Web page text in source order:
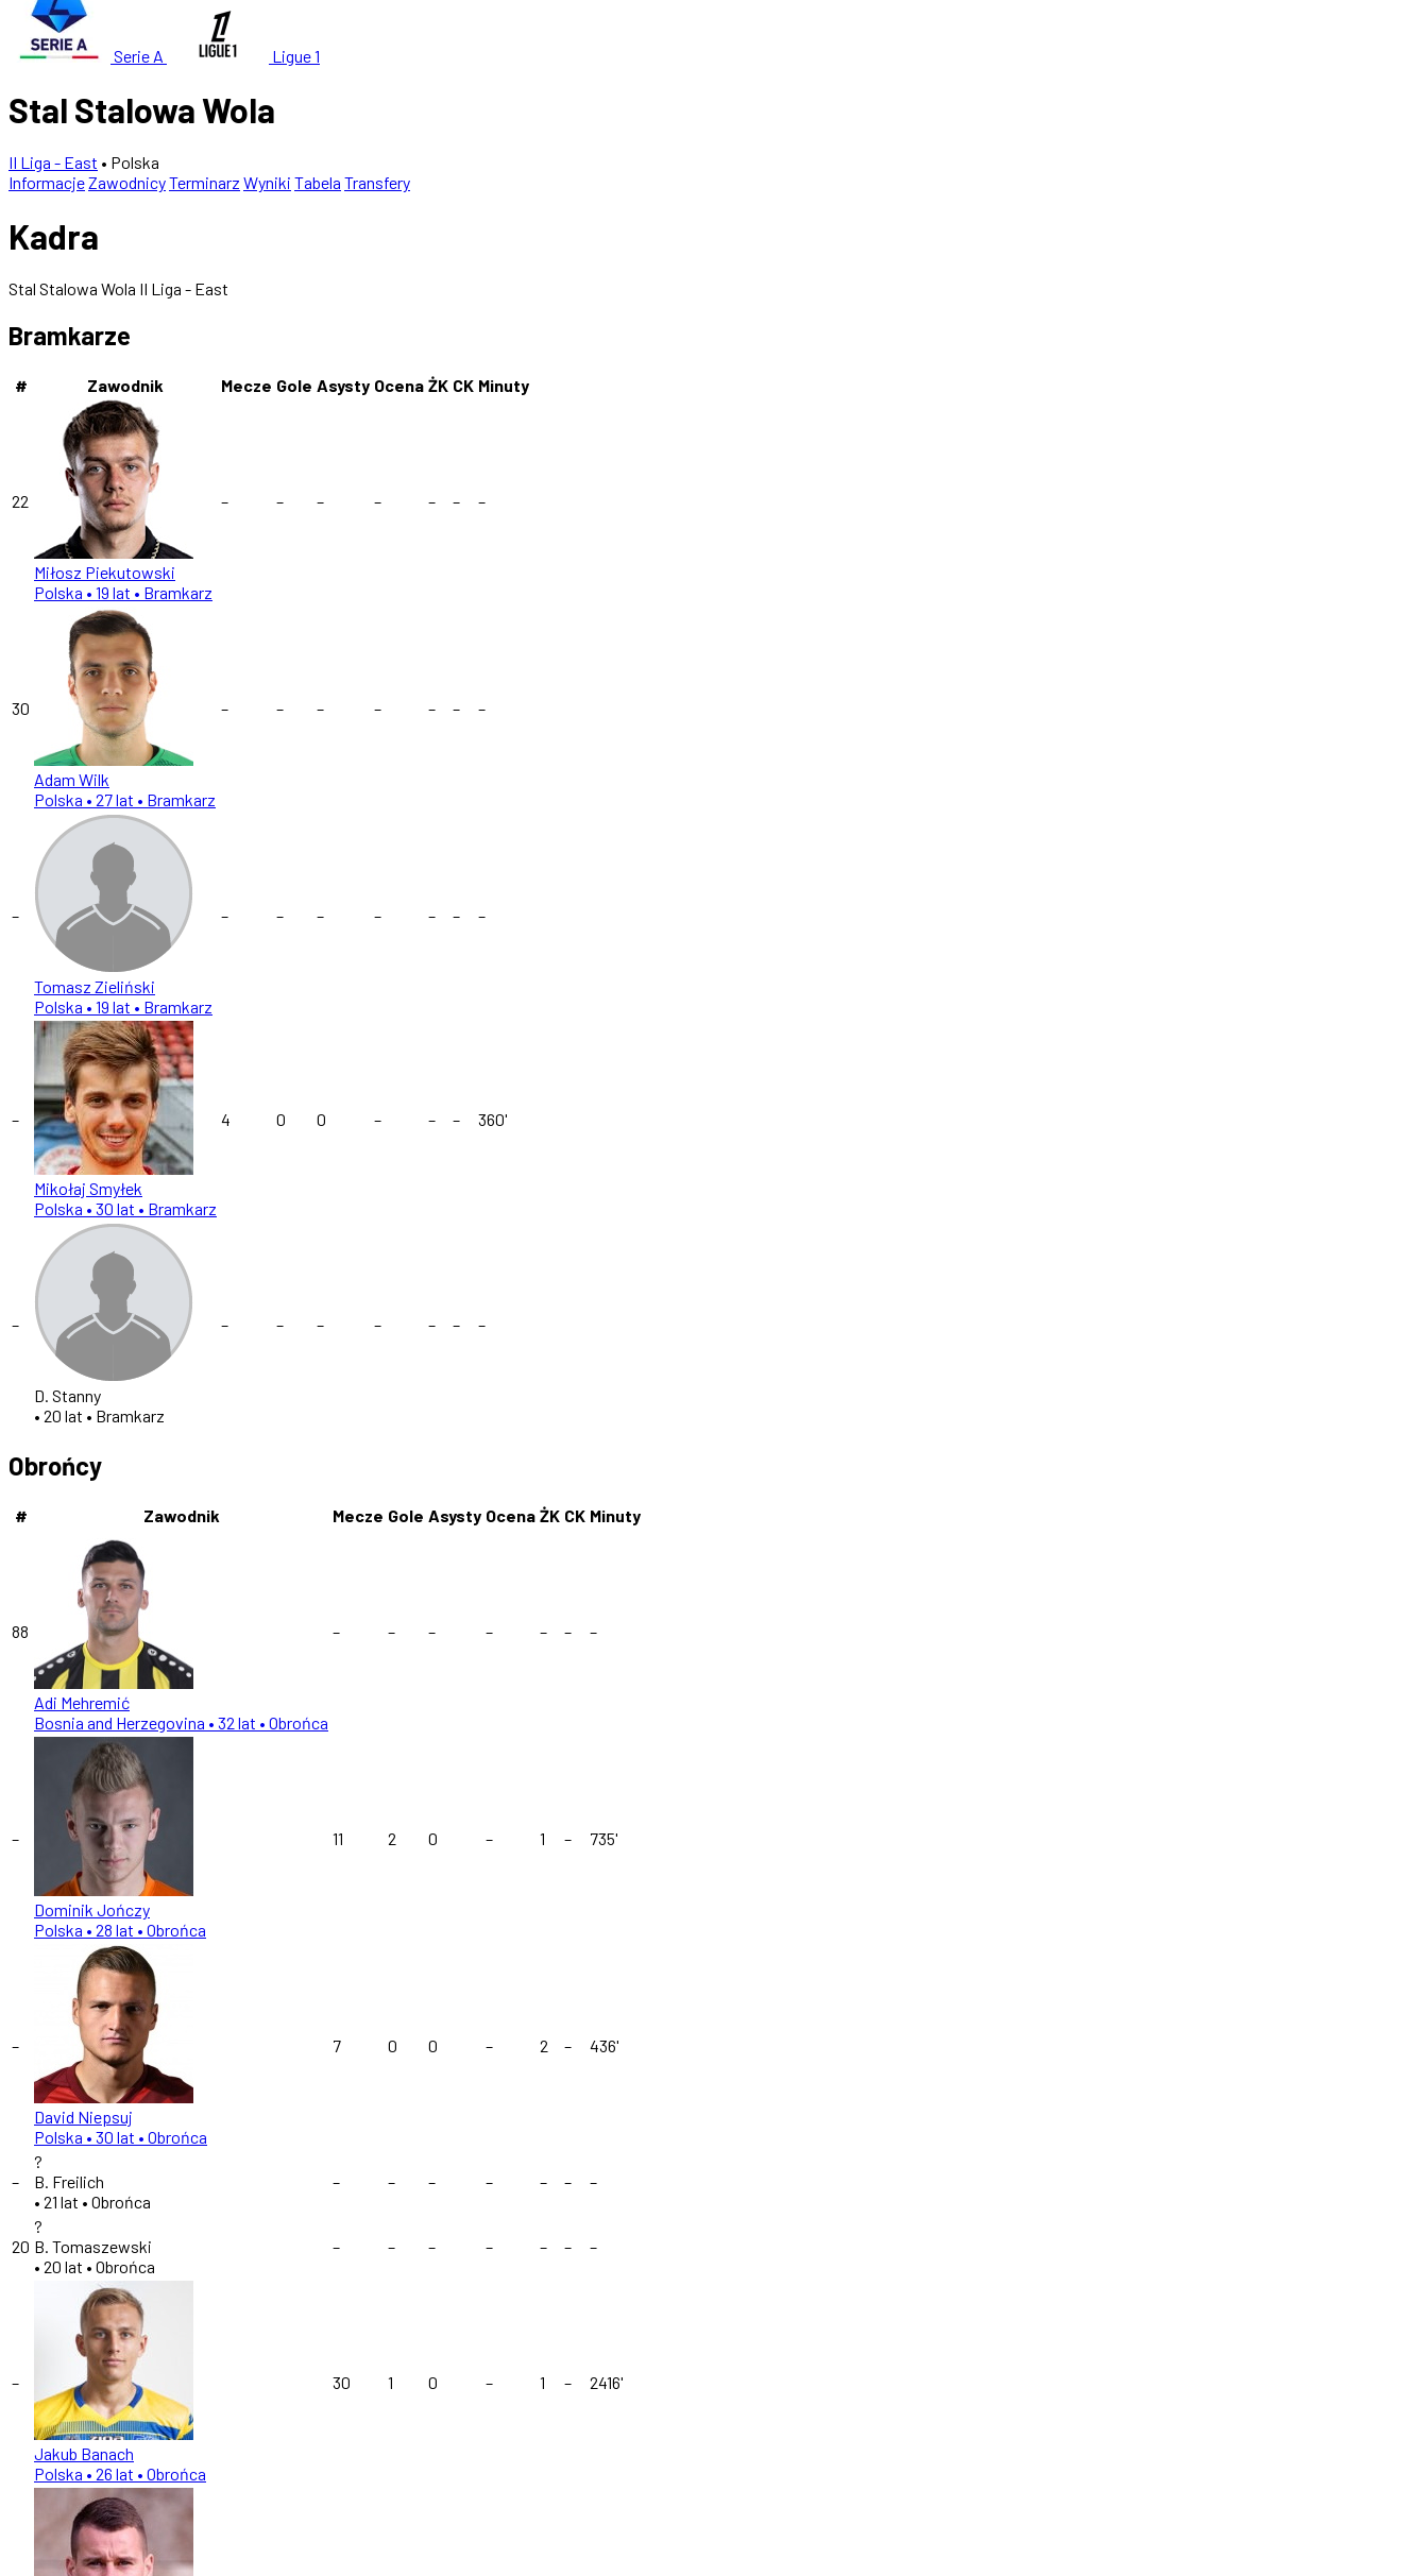
Serie A Ligue 1
Stal Stalowa Wola
II Liga - East • Polska
InformacjeZawodnicyTerminarz Wyniki Tabela Transfery
Kadra
Stal Stalowa Wola II Liga - East
Bramkarze
# Zawodnik Mecze Gole Asysty Ocena ŻK CK Minuty
22
Miłosz Piekutowski
Polska • 19 lat • Bramkarz
– – – – – – –
30
Adam Wilk
Polska • 27 lat • Bramkarz
– – – – – – –
–
Tomasz Zieliński
Polska • 19 lat • Bramkarz
– – – – – – –
–
Mikołaj Smyłek
Polska • 30 lat • Bramkarz
4 0 0 – – – 360'
–
D. Stanny
• 20 lat • Bramkarz
– – – – – – –
Obrońcy
# Zawodnik Mecze Gole Asysty Ocena ŻK CK Minuty
88
Adi Mehremić
Bosnia and Herzegovina • 32 lat • Obrońca
– – – – – – –
–
Dominik Jończy
Polska • 28 lat • Obrońca
11 2 0 – 1 – 735'
–
David Niepsuj
Polska • 30 lat • Obrońca
7 0 0 – 2 – 436'
–
?
B. Freilich
• 21 lat • Obrońca
– – – – – – –
20
?
B. Tomaszewski
• 20 lat • Obrońca
– – – – – – –
–
Jakub Banach
Polska • 26 lat • Obrońca
30 1 0 – 1 – 2416'